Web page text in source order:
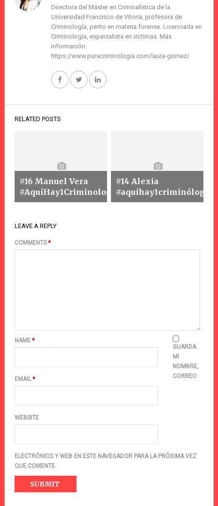
Directora del Máster en Criminalística de la
Universidad Francisco de Vitoria, profesora de
Criminología, perito en materia forense. Licenciada en
Criminología, especialista en víctimas. Más
información:
https://www.puracriminologia.com/laura-gomez/
RELATED POSTS
#16 Manuel Vera
#AquíHay1Criminologo
#14 Alexia
#aquíhay1criminólogo
LEAVE A REPLY
COMMENTS*
NAME *
EMAIL*
WEBSITE
GUARDA
MI
NOMBRE,
CORREO
ELECTRÓNICO Y WEB EN ESTE NAVEGADOR PARA LA PRÓXIMA VEZ
QUE COMENTE.